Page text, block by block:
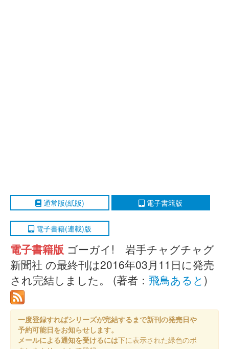
通常版(紙版) 電子書籍版
電子書籍(連載)版
電子書籍版 ゴーガイ! 岩手チャグチャグ
新聞社 の最終刊は2016年03月11日に発売
され完結しました。 (著者： 飛鳥あると )
一度登録すればシリーズが完結するまで新刊の発売日や
予約可能日をお知らせします。
メールによる通知を受けるには下に表示された緑色のボ